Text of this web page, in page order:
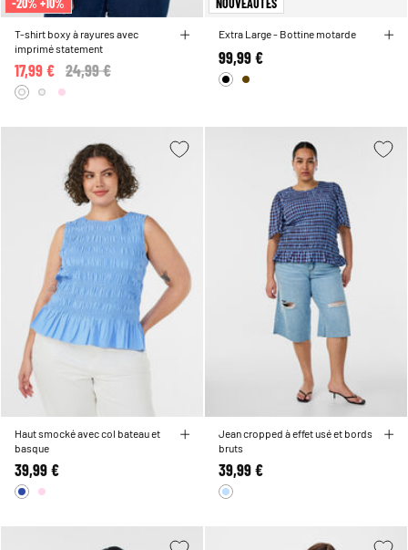
-20% +10%
T-shirt boxy à rayures avec
imprimé statement
Price reduced from
24,99 €
17,99 €
NOUVEAUTÉS
Extra Large - Bottine motarde
99,99 €
Haut smocké avec col bateau et
basque
39,99 €
Jean cropped à effet usé et bords
bruts
39,99 €